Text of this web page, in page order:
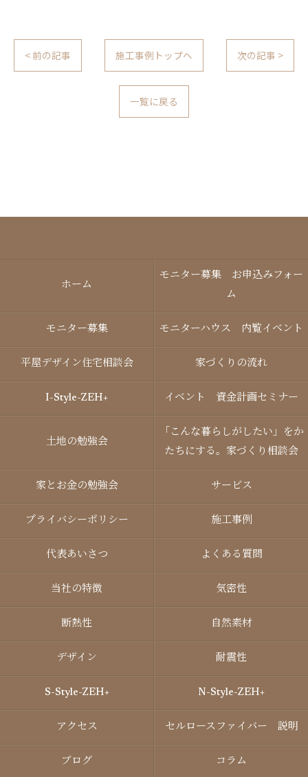
< 前の記事 施工事例トップへ 次の記事 >
一覧に戻る
ホーム
モニター募集 お申込みフォー
ム
モニター募集 モニターハウス 内覧イベント
平屋デザイン住宅相談会 家づくりの流れ
I-Style-ZEH+ イベント 資金計画セミナー
土地の勉強会
「こんな暮らしがしたい」をか
たちにする。家づくり相談会
家とお金の勉強会 サービス
プライバシーポリシー 施工事例
代表あいさつ よくある質問
当社の特徴 気密性
断熱性 自然素材
デザイン 耐震性
S-Style-ZEH+ N-Style-ZEH+
アクセス セルロースファイバー 説明
ブログ コラム